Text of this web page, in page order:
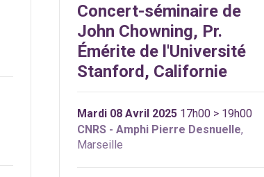
Concert-séminaire de
John Chowning, Pr.
Émérite de l'Université
Stanford, Californie
Mardi 08 Avril 2025 17h00 > 19h00
CNRS - Amphi Pierre Desnuelle,
Marseille